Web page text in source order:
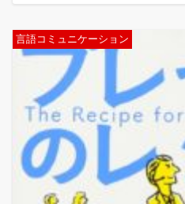
言語コミュニケーション